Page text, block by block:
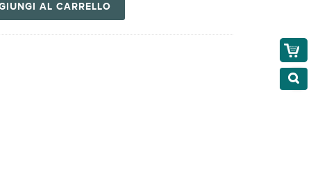
AL CARRELLO